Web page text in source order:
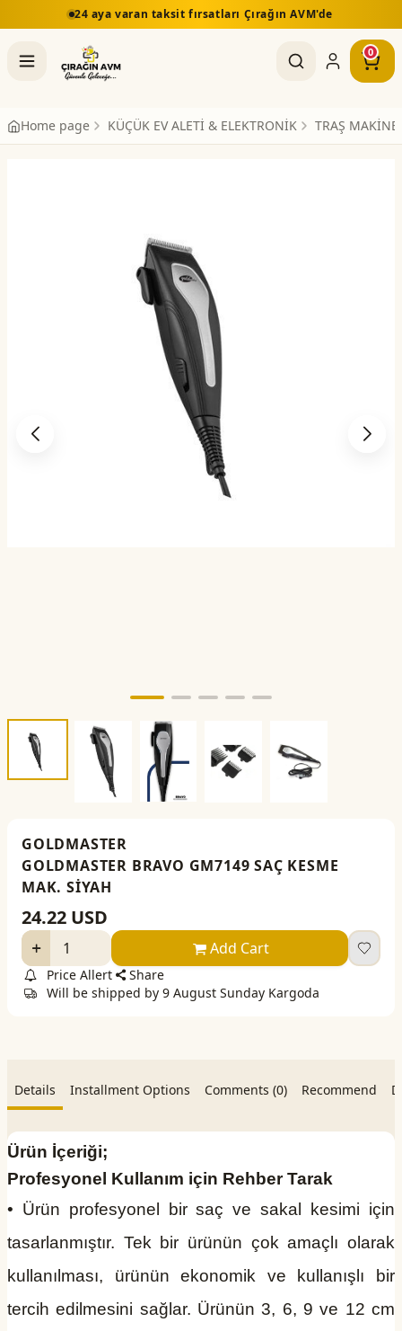
Çırağın AVM'de 5.000 TL üzeri
0
Home page KÜÇÜK EV ALETİ & ELEKTRONİK TRAŞ
GOLDMASTER
GOLDMASTER BRAVO GM7149 SAÇ KESME
MAK. SİYAH
24.22 USD
Add Cart
Price Allert
Share
Will be shipped by 9 August Sunday Kargoda
Details Installment Options Comments (0) Recommend
Ürün İçeriği;
Profesyonel Kullanım için Rehber Tarak
• Ürün profesyonel bir saç ve sakal kesimi için
tasarlanmıştır. Tek bir ürünün çok amaçlı olarak
kullanılması, ürünün ekonomik ve kullanışlı bir
tercih edilmesini sağlar. Ürünün 3, 6, 9 ve 12 cm